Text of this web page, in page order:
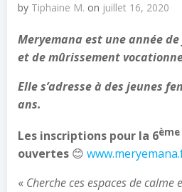
by Tiphaine M. on juillet 16, 2020
Meryemana est une année
et de mûrissement
Elle s’adresse à des jeunes
ans.
Les inscriptions pour la 6ème
ouvertes 😊
« Cherche ces espaces de calme